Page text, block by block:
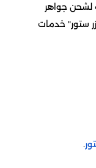
لشحن جواهر
ستور" خدمات
.